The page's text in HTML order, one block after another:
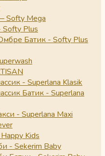
Softy Mega
Plus
Батик - Softy Plus
- Superlana Klasik
Батик - Superlana
- Superlana Maxi
Kids
- Sekerim Baby